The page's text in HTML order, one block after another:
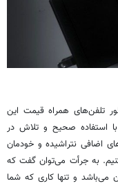
تلفن‌های همراه قیمت این
با استفاده صحیح و تلاش در
اضافی نتراشیده و خودمان
به جرأت می‌توان گفت که
می‌باشد و تنها کاری که شما